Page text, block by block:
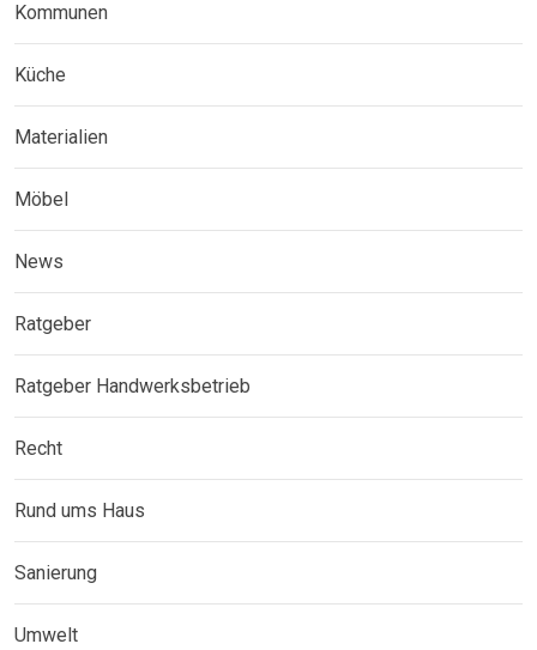
Kommunen
Küche
Materialien
Möbel
News
Ratgeber
Ratgeber Handwerksbetrieb
Recht
Rund ums Haus
Sanierung
Umwelt